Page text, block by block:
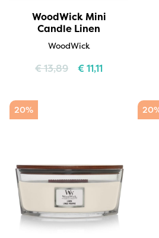
WoodWick Mini
Candle Linen
WoodWick
€13,89 €11,11
20%